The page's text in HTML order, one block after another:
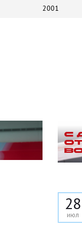
2001
28
июл